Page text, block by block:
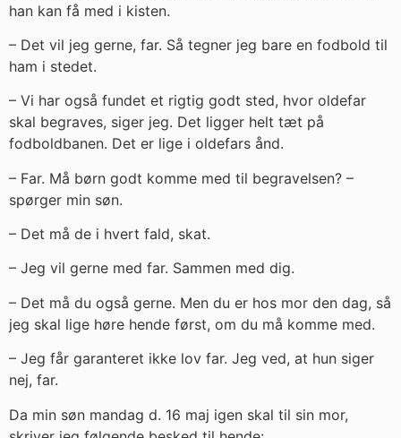
han kan få med i kisten.
– Det vil jeg gerne, far. Så tegner jeg bare en fodbold til
ham i stedet.
– Vi har også fundet et rigtig godt sted, hvor oldefar
skal begraves, siger jeg. Det ligger helt tæt på
fodboldbanen. Det er lige i oldefars ånd.
– Far. Må børn godt komme med til begravelsen? –
spørger min søn.
– Det må de i hvert fald, skat.
– Jeg vil gerne med far. Sammen med dig.
– Det må du også gerne. Men du er hos mor den dag, så
jeg skal lige høre hende først, om du må komme med.
– Jeg får garanteret ikke lov far. Jeg ved, at hun siger
nej, far.
Da min søn mandag d. 16 maj igen skal til sin mor,